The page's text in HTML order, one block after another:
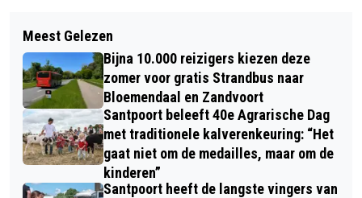
GITARIST JAN DE HONT (O.A. ZZ &
THE MASKERS) STOPT MET
OPTREDEN
WETENSCHAPPELIJK BUREAU CDA
WIL LEEFTIJDSGRENS VOOR
FASTFOOD, FRACTIE ZIET ’T ECHTER
NIET ZITTEN
Meest Gelezen
Bijna 10.000 reizigers kiezen deze
zomer voor gratis Strandbus naar
Bloemendaal en Zandvoort
Santpoort beleeft 40e Agrarische Dag
met traditionele kalverenkeuring: “Het
gaat niet om de medailles, maar om de
kinderen”
Santpoort heeft de langste vingers van